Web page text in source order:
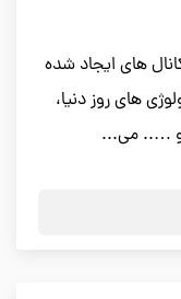
های ایجاد شده
های روز دنیا،
و ….. می...